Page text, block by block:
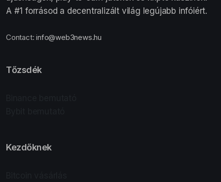
A #1 forrásod a decentralizált világ legújabb infóiért.
Contact:info@web3news.hu
Tőzsdék
Kezdőknek